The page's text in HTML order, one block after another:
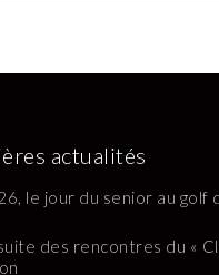
actualités
le jour du senior au golf
des rencontres du «